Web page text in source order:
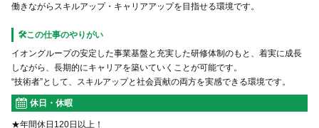
働きながらスキルアップ・キャリアアップを目指せる環境です。
🛠️この仕事のやりがい
イオングループの安定した事業基盤と充実した研修体制のもと、着実に成長
しながら、長期的にキャリアを築いていくことが可能です。
“技術者”として、スキルアップと社会貢献の両方を実感できる環境です。
休日・休暇
★年間休日120日以上！